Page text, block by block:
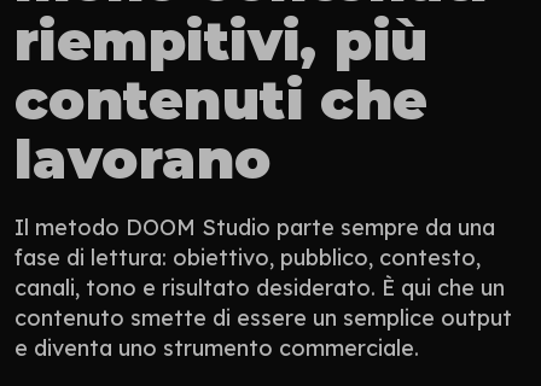
riempitivi, più
contenuti che
lavorano
Il metodo DOOM Studio parte sempre da una
fase di lettura: obiettivo, pubblico, contesto,
canali, tono e risultato desiderato. È qui che un
contenuto smette di essere un semplice output
e diventa uno strumento commerciale.